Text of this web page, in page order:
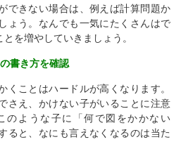
できない場合は、例えば計算問題か
ょう。なんでも一気にたくさんはで
を増やしていきましょう。
書き方を確認
ことはハードルが高くなります。
さえ、かけない子がいることに注意
のような子に「何で図をかかない
ると、なにも言えなくなるのは当た